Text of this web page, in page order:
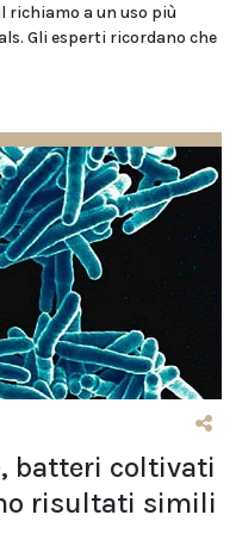
richiamo a un uso più
Gli esperti ricordano che
batteri coltivati
risultati simili